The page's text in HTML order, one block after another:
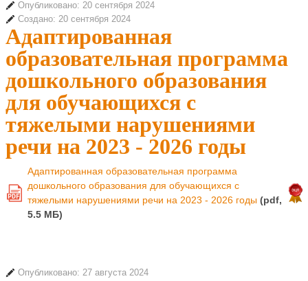
Опубликовано: 20 сентября 2024
Создано: 20 сентября 2024
Адаптированная
образовательная программа
дошкольного образования
для обучающихся с
тяжелыми нарушениями
речи на 2023 - 2026 годы
PDF
Адаптированная образовательная программа
дошкольного образования для обучающихся с
тяжелыми нарушениями речи на 2023 - 2026 годы (pdf,
5.5 MБ)
Опубликовано: 27 августа 2024